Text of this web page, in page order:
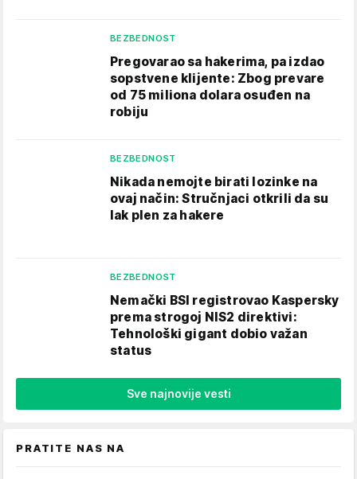
BEZBEDNOST
Pregovarao sa hakerima, pa izdao
sopstvene klijente: Zbog prevare
od 75 miliona dolara osuđen na
robiju
BEZBEDNOST
Nikada nemojte birati lozinke na
ovaj način: Stručnjaci otkrili da su
lak plen za hakere
BEZBEDNOST
Nemački BSI registrovao Kaspersky
prema strogoj NIS2 direktivi:
Tehnološki gigant dobio važan
status
Sve najnovije vesti
PRATITE NAS NA